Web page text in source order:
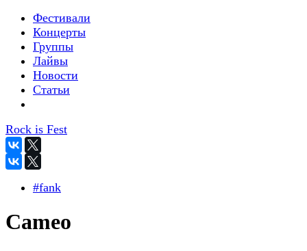
Фестивали
Концерты
Группы
Лайвы
Новости
Статьи
Rock is Fest
#fank
Cameo